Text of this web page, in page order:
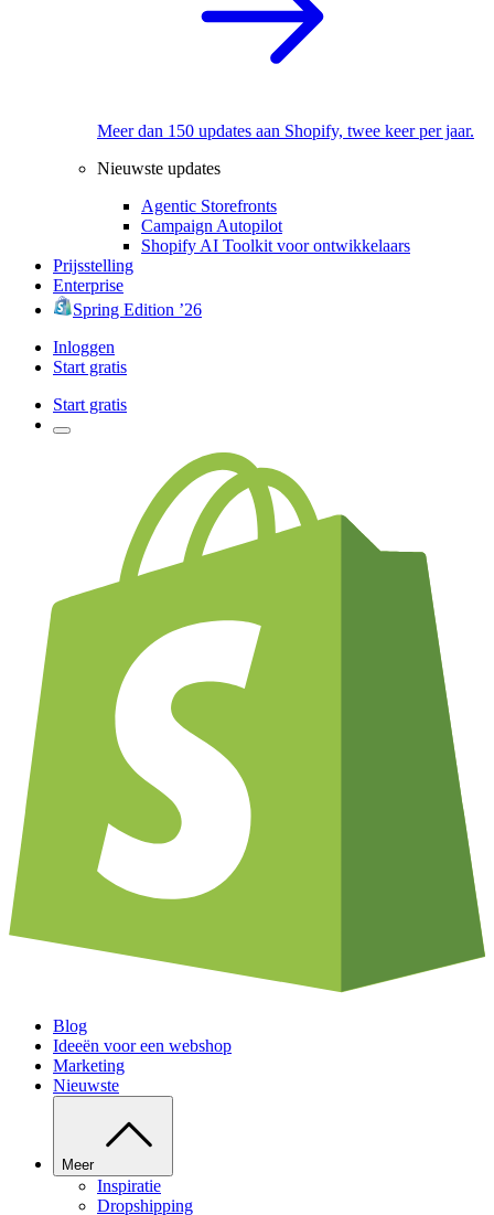
Meer dan 150 updates aan Shopify, twee keer per jaar.
Nieuwste updates
Agentic Storefronts
Campaign Autopilot
Shopify AI Toolkit voor ontwikkelaars
Prijsstelling
Enterprise
Spring Edition ’26
Inloggen
Start gratis
Start gratis
Blog
Ideeën voor een webshop
Marketing
Nieuwste
Meer
Inspiratie
Dropshipping